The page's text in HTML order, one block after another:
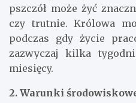
pszczół może żyć
czy trutnie. Królowa
podczas gdy życie
zazwyczaj kilka
miesięcy.
2. Warunki